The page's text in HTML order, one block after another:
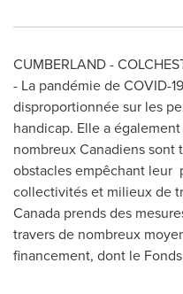
CUMBERLAND-
- La pandémie de COVID-
disproportionnée sur les
handicap. Elle a
nombreux Canadiens sont
obstacles empêchant leur
collectivités et milieux de
Canada prends des
travers de nombreux
financement, dont le